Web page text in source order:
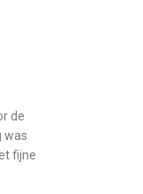
de
was
fijne